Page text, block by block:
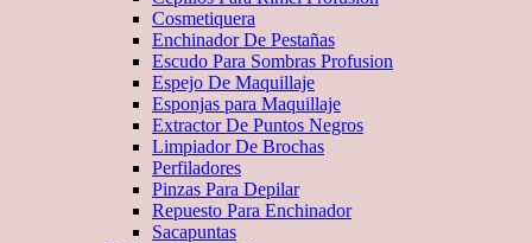
Cosmetiquera
Enchinador De Pestañas
Escudo Para Sombras Profusion
Espejo De Maquillaje
Esponjas para Maquillaje
Extractor De Puntos Negros
Limpiador De Brochas
Perfiladores
Pinzas Para Depilar
Repuesto Para Enchinador
Sacapuntas